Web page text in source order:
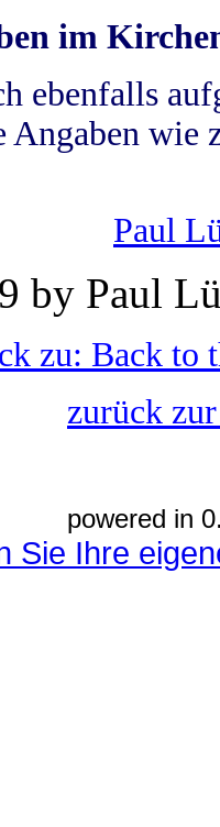
im
ebenfalls
Angaben wie
Paul
by Paul
zu: Back to
zurück
powered in
Sie Ihre